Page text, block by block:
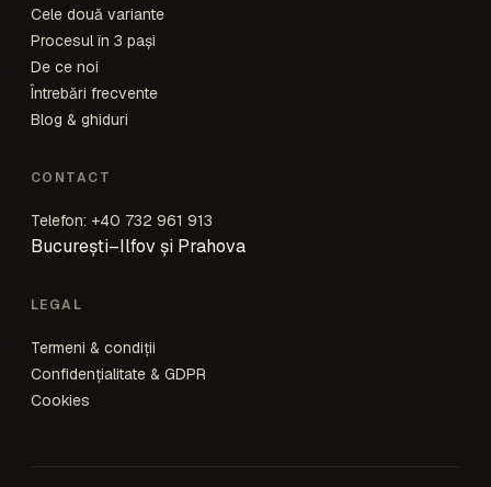
Cele două variante
Procesul în 3 pași
De ce noi
Întrebări frecvente
Blog & ghiduri
CONTACT
Telefon: +40 732 961 913
București–Ilfov și Prahova
LEGAL
Termeni & condiții
Confidențialitate & GDPR
Cookies